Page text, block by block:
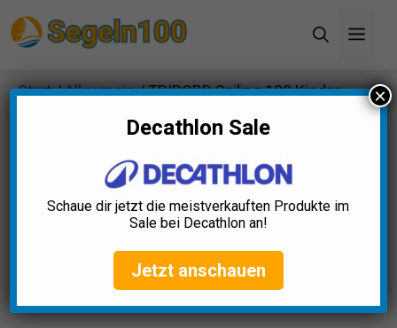
Inhalt
Start/Allgemein/ TRIBORD Sailing 100 Kinder
Decathlon Sale
Schaue dir jetzt die meistverkauften Produkte im
Sale bei Decathlon an!
Jetzt anschauen
×